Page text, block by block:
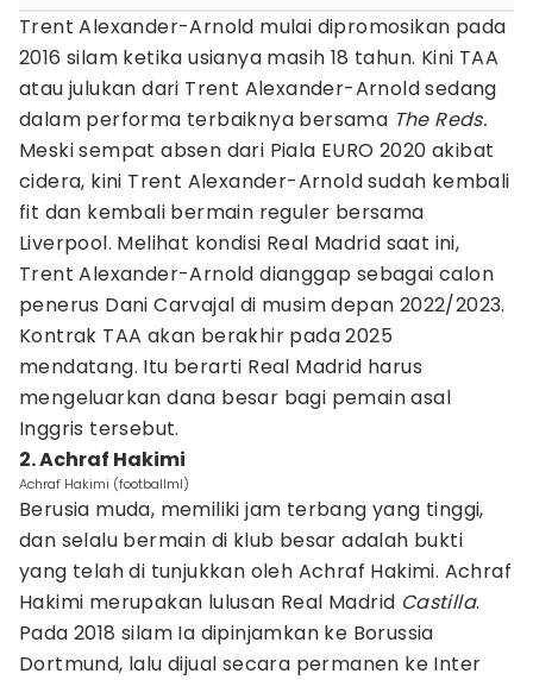
Trent Alexander-Arnold mulai dipromosikan pada
2016 silam ketika usianya masih 18 tahun. Kini TAA
atau julukan dari Trent Alexander-Arnold sedang
dalam performa terbaiknya bersama The Reds.
Meski sempat absen dari Piala EURO 2020 akibat
cidera, kini Trent Alexander-Arnold sudah kembali
fit dan kembali bermain reguler bersama
Liverpool. Melihat kondisi Real Madrid saat ini,
Trent Alexander-Arnold dianggap sebagai calon
penerus Dani Carvajal di musim depan 2022/2023.
Kontrak TAA akan berakhir pada 2025
mendatang. Itu berarti Real Madrid harus
mengeluarkan dana besar bagi pemain asal
Inggris tersebut.
2. Achraf Hakimi
Achraf Hakimi (footballml)
Berusia muda, memiliki jam terbang yang tinggi,
dan selalu bermain di klub besar adalah bukti
yang telah di tunjukkan oleh Achraf Hakimi. Achraf
Hakimi merupakan lulusan Real Madrid Castilla.
Pada 2018 silam Ia dipinjamkan ke Borussia
Dortmund, lalu dijual secara permanen ke Inter